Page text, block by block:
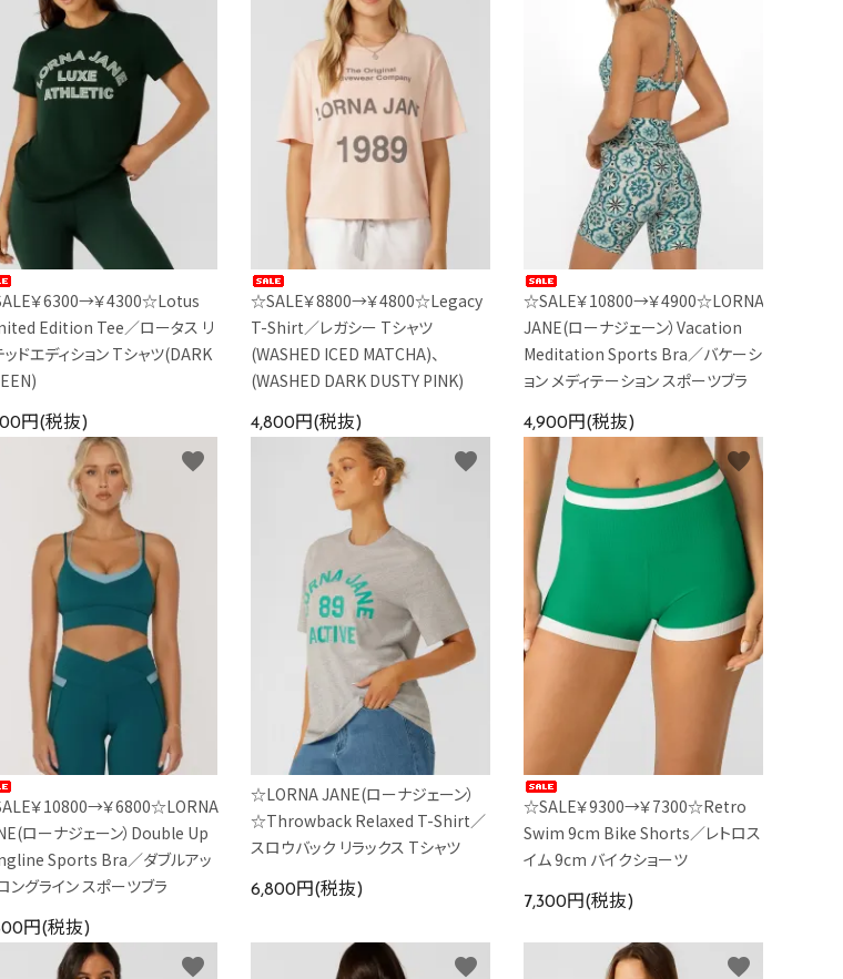
￥6300→￥4300☆Lotus
Edition Tee／ロータス リ
ッドエディション Tシャツ(DARK
円(税抜)
☆SALE￥8800→￥4800☆Legacy
T-Shirt／レガシー Tシャツ
(WASHED ICED MATCHA)、
(WASHED DARK DUSTY PINK)
4,800円(税抜)
☆SALE￥10800→￥4900☆LORNA
JANE(ローナジェーン）Vacation
Meditation Sports Bra／バケーシ
ョン メディテーション スポーツブラ
4,900円(税抜)
￥10800→￥6800☆LORNA
ローナジェーン）Double Up
Sports Bra／ダブルアッ
ングライン スポーツブラ
円(税抜)
favorite
☆LORNA JANE(ローナジェーン）
☆Throwback Relaxed T-Shirt／
スロウバック リラックス Tシャツ
6,800円(税抜)
favorite
☆SALE￥9300→￥7300☆Retro
Swim 9cm Bike Shorts／レトロス
イム 9cm バイクショーツ
7,300円(税抜)
favorite
favorite favorite favorite